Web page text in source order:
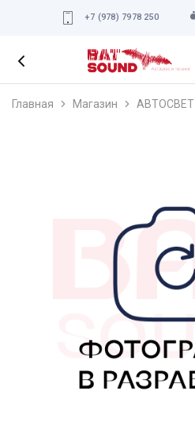
+7 (978) 7978 250
Главная Магазин АВТОСВЕТ